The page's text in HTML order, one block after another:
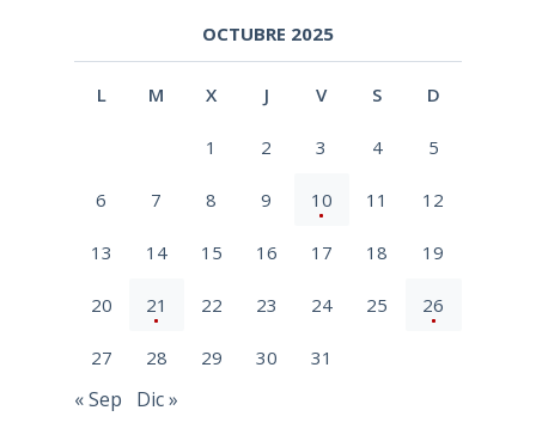
OCTUBRE 2025
L M X J V S D
1 2 3 4 5
6 7 8 9 10 11 12
13 14 15 16 17 18 19
20 21 22 23 24 25 26
27 28 29 30 31
« Sep Dic »